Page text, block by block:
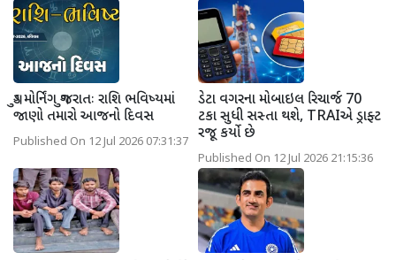
ગુડ મોર્નિંગ ગુજરાતઃ રાશિ ભવિષ્યમાં
જાણો તમારો આજનો દિવસ
Published On 12 Jul 2026 07:31:37
ડેટા વગરના મોબાઇલ રિચાર્જ 70
ટકા સુધી સસ્તા થશે, TRAIએ ડ્રાફ્ટ
રજૂ કર્યો છે
Published On 12 Jul 2026 21:15:36